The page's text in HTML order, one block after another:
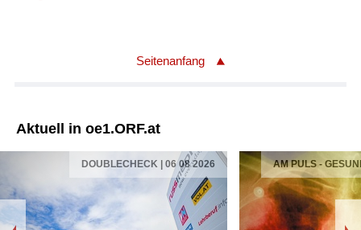
Seitenanfang
Aktuell in oe1.ORF.at
DOUBLECHECK | 06 08 2026 AM PULS -